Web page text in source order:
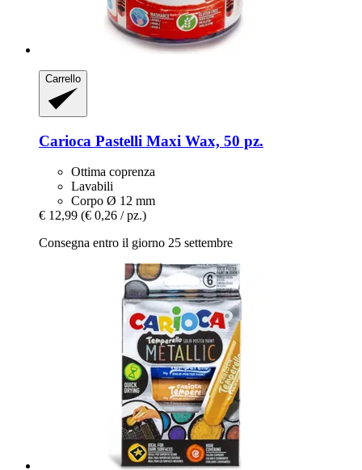
Carrello
Carioca Pastelli Maxi Wax, 50 pz.
Ottima coprenza
Lavabili
Corpo Ø 12 mm
€ 12,99 (€ 0,26 / pz.)
Consegna entro il giorno 25 settembre